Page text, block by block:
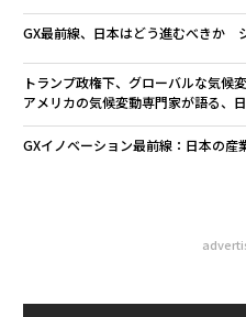
GX最前線、日本はどう進むべきか
トランプ政権下、グローバルな気
アメリカの気候変動専門家が語る、
GXイノベーション最前線：日本の